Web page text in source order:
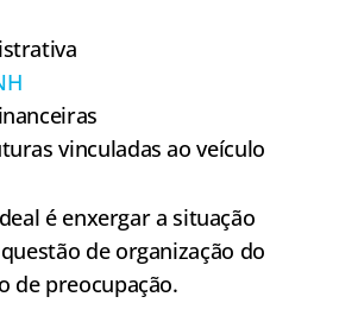
vinculadas ao veículo
é enxergar a situação
de organização do
de preocupação.